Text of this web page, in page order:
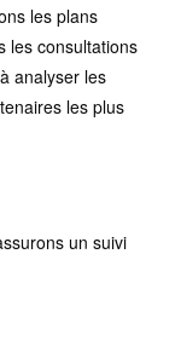
les plans
les consultations
analyser les
les plus
un suivi